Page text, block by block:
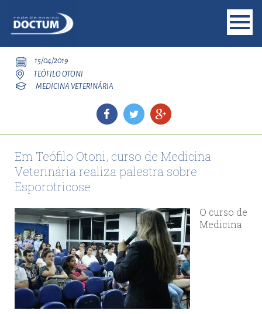
15/04/2019
TEÓFILO OTONI
MEDICINA VETERINÁRIA
Em Teófilo Otoni, curso de Medicina
Veterinária realiza palestra sobre
Esporotricose
O curso de
Medicina